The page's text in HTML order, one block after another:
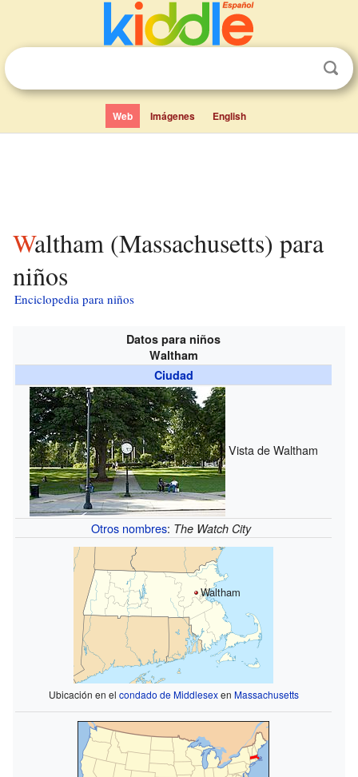
Web Imágenes English
Waltham (Massachusetts) para
niños
Enciclopedia para niños
Datos para niños
Waltham
Ciudad
Vista de Waltham
Otros nombres: The Watch City
Waltham
Ubicación en el condado de Middlesexen Massachusetts